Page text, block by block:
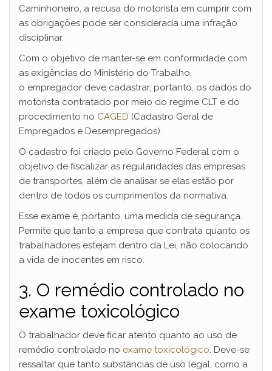
Caminhoneiro, a recusa do motorista em cumprir com
as obrigações pode ser considerada uma infração
disciplinar.
Com o objetivo de manter-se em conformidade com
as exigências do Ministério do Trabalho,
o empregador deve cadastrar, portanto, os dados do
motorista contratado por meio do regime CLT e do
procedimento no CAGED (Cadastro Geral de
Empregados e Desempregados).
O cadastro foi criado pelo Governo Federal com o
objetivo de fiscalizar as regularidades das empresas
de transportes, além de analisar se elas estão por
dentro de todos os cumprimentos da normativa.
Esse exame é, portanto, uma medida de segurança.
Permite que tanto a empresa que contrata quanto os
trabalhadores estejam dentro da Lei, não colocando
a vida de inocentes em risco.
3. O remédio controlado no
exame toxicológico
O trabalhador deve ficar atento quanto ao uso de
remédio controlado no exame toxicológico. Deve-se
ressaltar que tanto substâncias de uso legal, como a